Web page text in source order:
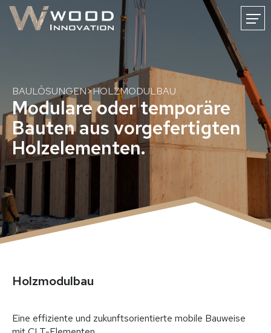
WOODINNOVATION
KARRIERE
KONTAKT
FR DE
Holzmassivbau
CLT-Holzmassivbau
CNC-Holzabbund
Holzmodulbau
BAULÖSUNGEN>HOLZMODULBAU
Modulare oder temporäre
Bauten aus vorgefertigten
Holzelementen.
Holzmodulbau
Eine effiziente und zukunftsorientierte mobile Bauweise